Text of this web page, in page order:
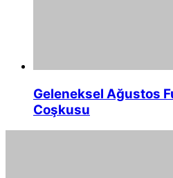
Geleneksel Ağustos
Coşkusu